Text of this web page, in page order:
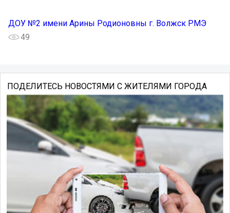
ДОУ №2 имени Арины Родионовны г. Волжск РМЭ
49
ПОДЕЛИТЕСЬ НОВОСТЯМИ С ЖИТЕЛЯМИ ГОРОДА